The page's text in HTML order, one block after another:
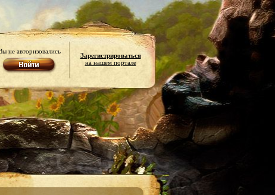
не авторизовались
Зарегистрироваться
на нашем портале